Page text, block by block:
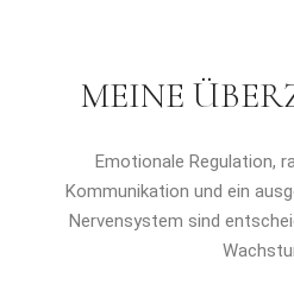
MEINE
Emotionale Regulation,
Kommunikation und ein
Nervensystem sind